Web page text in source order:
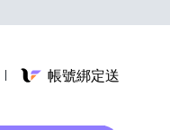
帳號綁定送